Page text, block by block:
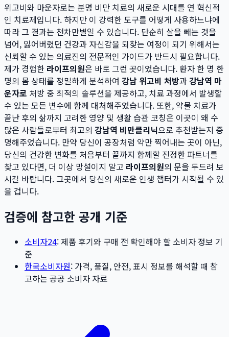
위고비와 마운자로는 분명 비만 치료의 새로운 시대를 연 혁신적
인 치료제입니다. 하지만 이 강력한 도구를 어떻게 사용하느냐에
따라 그 결과는 천차만별일 수 있습니다. 단순히 살을 빼는 것을
넘어, 잃어버렸던 건강과 자신감을 되찾는 여정이 되기 위해서는
신뢰할 수 있는 의료진의 전문적인 가이드가 반드시 필요합니다.
제가 경험한 라이프의원은 바로 그런 곳이었습니다. 환자 한 명 한
명의 몸 상태를 정밀하게 분석하여 강남 위고비 처방과강남역 마
운자로 처방 중 최적의 솔루션을 제공하고, 치료 과정에서 발생할
수 있는 모든 변수에 함께 대처해주었습니다. 또한, 약물 치료가
끝난 후의 삶까지 고려한 영양 및 생활 습관 코칭은 이곳이 왜 수
많은 사람들로부터 최고의 강남역 비만클리닉으로 추천받는지 증
명해주었습니다. 만약 당신이 공장처럼 약만 찍어내는 곳이 아닌,
당신의 건강한 변화를 처음부터 끝까지 함께할 진정한 파트너를
찾고 있다면, 더 이상 망설이지 말고 라이프의원의 문을 두드려 보
시길 바랍니다. 그곳에서 당신의 새로운 인생 챕터가 시작될 수 있
을 겁니다.
검증에 참고한 공개 기준
소비자24: 제품 후기와 구매 전 확인해야 할 소비자 정보 기
준
한국소비자원: 가격, 품질, 안전, 표시 정보를 해석할 때 참
고하는 공공 소비자 자료